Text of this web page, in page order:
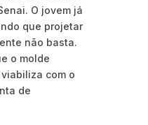
O jovem já
que projetar
não basta.
o molde
com o
de